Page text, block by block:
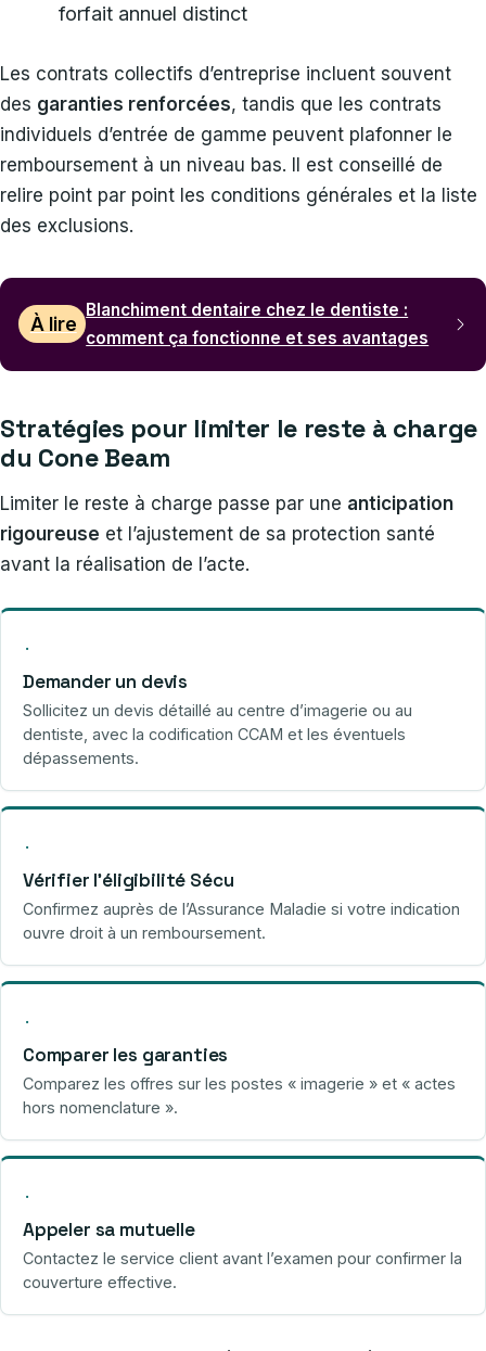
forfait annuel distinct
Les contrats collectifs d’entreprise incluent souvent
des garanties renforcées, tandis que les contrats
individuels d’entrée de gamme peuvent plafonner le
remboursement à un niveau bas. Il est conseillé de
relire point par point les conditions générales et la liste
des exclusions.
À lire
Blanchiment dentaire chez le dentiste :
comment ça fonctionne et ses avantages
Stratégies pour limiter le reste à charge
du Cone Beam
Limiter le reste à charge passe par une anticipation
rigoureuse et l’ajustement de sa protection santé
avant la réalisation de l’acte.
·
Demander un devis
Sollicitez un devis détaillé au centre d’imagerie ou au
dentiste, avec la codification CCAM et les éventuels
dépassements.
·
Vérifier l’éligibilité Sécu
Confirmez auprès de l’Assurance Maladie si votre indication
ouvre droit à un remboursement.
·
Comparer les garanties
Comparez les offres sur les postes « imagerie » et « actes
hors nomenclature ».
·
Appeler sa mutuelle
Contactez le service client avant l’examen pour confirmer la
couverture effective.